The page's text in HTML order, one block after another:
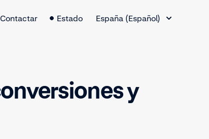
Contactar Estado
España (Español)
y